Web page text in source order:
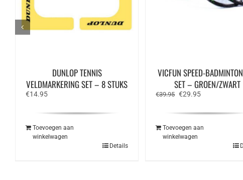
DUNLOP TENNIS
VELDMARKERING SET – 8 STUKS
€14.95
Toevoegen aan
winkelwagen
Details
VICFUN SPEED-
SET – GROEN/ZWART
€39.95 Oorspronkelijke
€29.95Huidige
Toevoegen aan
winkelwagen